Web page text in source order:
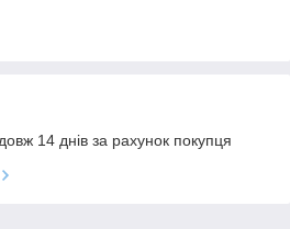
14 днів за рахунок покупця